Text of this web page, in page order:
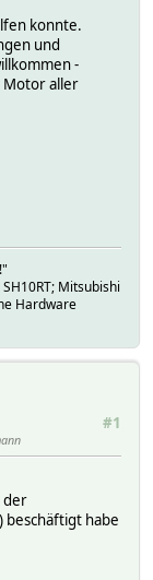
konnte.
und
-
Motor aller
Mitsubishi
Hardware
#1
der
beschäftigt habe